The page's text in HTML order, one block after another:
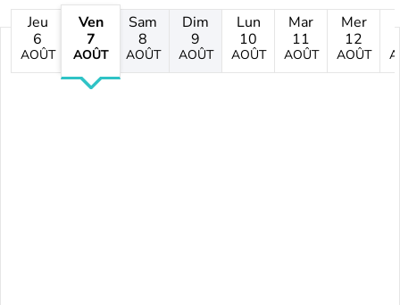
Jeu
6
AOÛT
Ven
7
AOÛT
Sam
8
AOÛT
Dim
9
AOÛT
Lun
10
AOÛT
Mar
11
AOÛT
Mer
12
AOÛT